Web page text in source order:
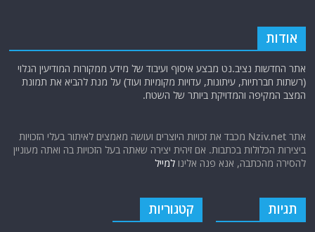
אודות
אתר החדשות נציב.נט מבצע איסוף ועיבוד של מידע ממקורות המודיעין הגלוי
(רשתות חברתיות, עיתונות, עדויות מקומיות ועוד) על מנת להביא את תמונת
המצב המקיפה והמדויקת ביותר של השטח.
אתר Nziv.net מכבד את זכויות היוצרים ועושה מאמצים לאיתור בעלי הזכויות
ביצירות הכלולות בכתבות. אם זיהית יצירה שאתה בעל הזכויות בה ואתה מעוניין
להסירה מהכתבה, אנא פנה אלינולמייל
תגיות קטגוריות